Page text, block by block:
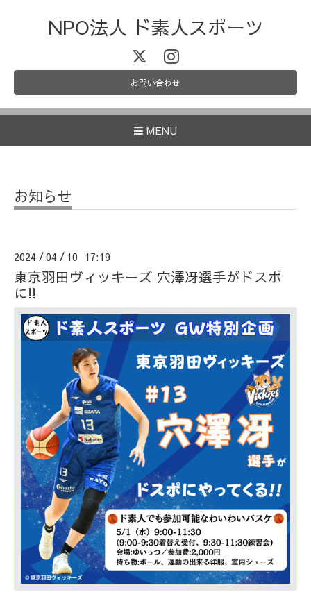
NPO法人 ド素人スポーツ
お問い合わせ
MENU
お知らせ
2024 /04 / 10 17:19
東京羽田ヴィッキーズ 穴澤冴選手がドスポ
に!!